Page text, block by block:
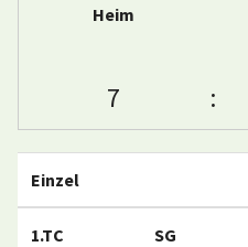
Heim
7 :
Einzel
1.TC
SG